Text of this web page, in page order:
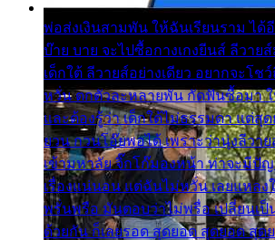
พ่อส่งเงินสามพัน ให้ฉันเรียนราม ไ
บ๊าย บาย จะไปซื้อกางเกงยีนส์ ลีวายส์
เด็กใต้ ลีวายส์อย่างเดียว อยากจะโช
หวั่น ตกตัวละหลายพัน กัดฟันซื้อมา ใ
และต้องรู้ว่า เด็กใต้ไม่ธรรมดา แต่สุด
ยวน กวนโอ๊ยพอได้ เพราะว่านุ่งลีวา
เข้ามหาลัย จิ๊กโก๊มองหน้า ท่าจะมีปัญ
เรื่องแน่นอน แต่ฉันไม่หวั่น เลยแหล
พรั่นพรือ มันตอบว่าไม่พรื่อ เปลี่ยนเป็
ด้วยกัน ก็เลยรอด สุดยอด สุดยอด สุ